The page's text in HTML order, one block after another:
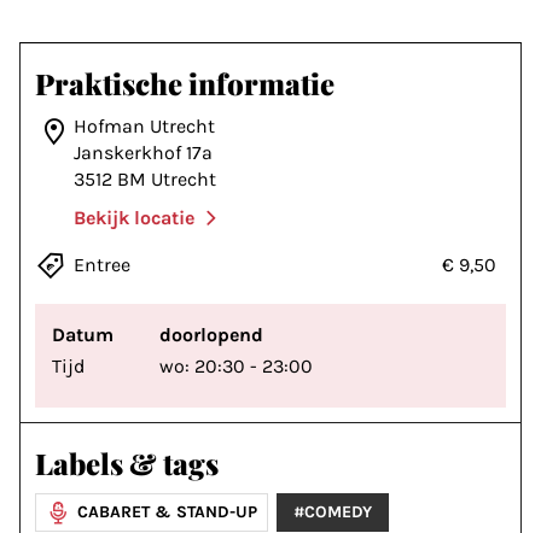
Praktische informatie
Hofman Utrecht
Janskerkhof 17a
3512 BM Utrecht
Bekijk locatie
Entree € 9,50
Datum
doorlopend
Tijd
wo: 20:30 - 23:00
Labels & tags
CABARET & STAND-UP #COMEDY